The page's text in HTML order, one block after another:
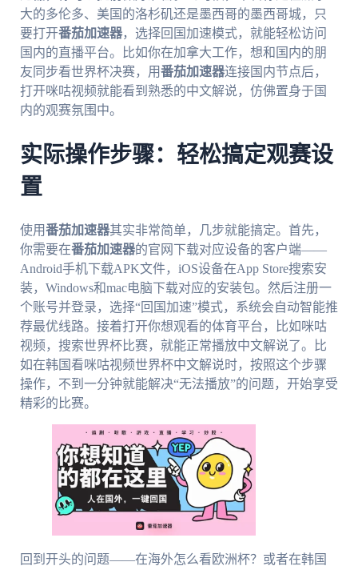
大的多伦多、美国的洛杉矶还是墨西哥的墨西哥城，只
要打开番茄加速器，选择回国加速模式，就能轻松访问
国内的直播平台。比如你在加拿大工作，想和国内的朋
友同步看世界杯决赛，用番茄加速器连接国内节点后，
打开咪咕视频就能看到熟悉的中文解说，仿佛置身于国
内的观赛氛围中。
实际操作步骤：轻松搞定观赛设
置
使用番茄加速器其实非常简单，几步就能搞定。首先，
你需要在番茄加速器的官网下载对应设备的客户端——
Android手机下载APK文件，iOS设备在App Store搜索安
装，Windows和mac电脑下载对应的安装包。然后注册一
个账号并登录，选择“回国加速”模式，系统会自动智能推
荐最优线路。接着打开你想观看的体育平台，比如咪咕
视频，搜索世界杯比赛，就能正常播放中文解说了。比
如在韩国看咪咕视频世界杯中文解说时，按照这个步骤
操作，不到一分钟就能解决“无法播放”的问题，开始享受
精彩的比赛。
回到开头的问题——在海外怎么看欧洲杯？或者在韩国